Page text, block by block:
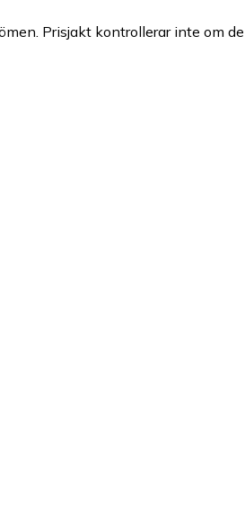
Prisjakt kontrollerar inte om